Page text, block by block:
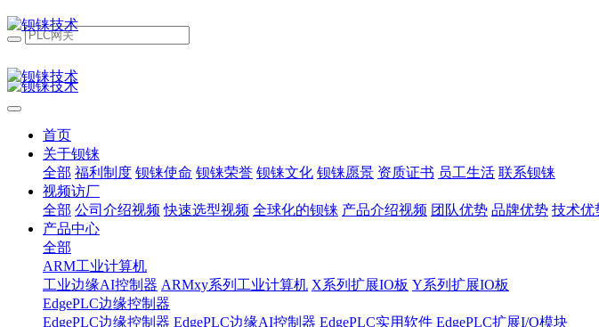
首页
关于钡铼
全部 福利制度 钡铼使命 钡铼荣誉 钡铼文化 钡铼愿景 资质证书 员工生活 联系钡铼
视频访厂
全部 公司介绍视频 快速选型视频 全球化的钡铼 产品介绍视频 团队优势 品牌优势 技术优
产品中心
全部
ARM工业计算机
工业边缘AI控制器 ARMxy系列工业计算机 X系列扩展IO板 Y系列扩展IO板
EdgePLC边缘控制器
EdgePLC边缘控制器 EdgePLC边缘AI控制器 EdgePLC实用软件 EdgePLC扩展I/O模块